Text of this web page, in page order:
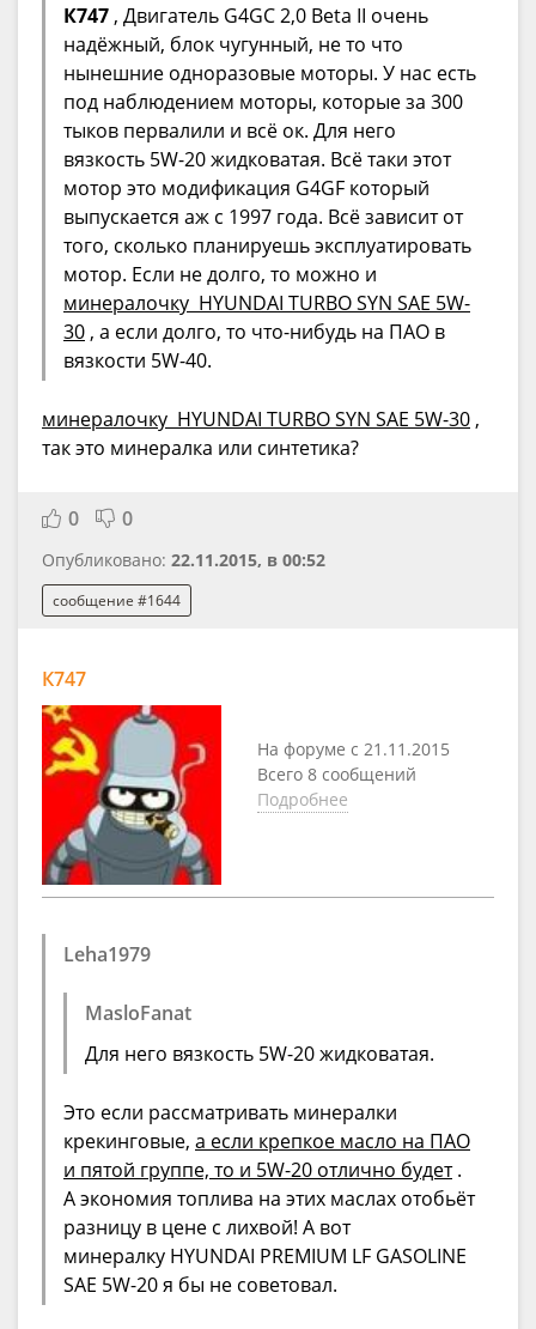
К747 , Двигатель G4GC 2,0 Beta II очень
надёжный, блок чугунный, не то что
нынешние одноразовые моторы. У нас есть
под наблюдением моторы, которые за 300
тыков первалили и всё ок. Для него
вязкость 5W-20 жидковатая. Всё таки этот
мотор это модификация G4GF который
выпускается аж с 1997 года. Всё зависит от
того, сколько планируешь эксплуатировать
мотор. Если не долго, то можно и
минералочку HYUNDAI TURBO SYN SAE 5W-
30 , а если долго, то что-нибудь на ПАО в
вязкости 5W-40.
минералочку HYUNDAI TURBO SYN SAE 5W-30 ,
так это минералка или синтетика?
0 0
Опубликовано: 22.11.2015, в 00:52
сообщение #1644
К747
На форуме с 21.11.2015
Всего 8 сообщений
Подробнее
Leha1979
MasloFanat
Для него вязкость 5W-20 жидковатая.
Это если рассматривать минералки
крекинговые, а если крепкое масло на ПАО
и пятой группе, то и 5W-20 отлично будет.
А экономия топлива на этих маслах отобьёт
разницу в цене с лихвой! А вот
минералку HYUNDAI PREMIUM LF GASOLINE
SAE 5W-20 я бы не советовал.